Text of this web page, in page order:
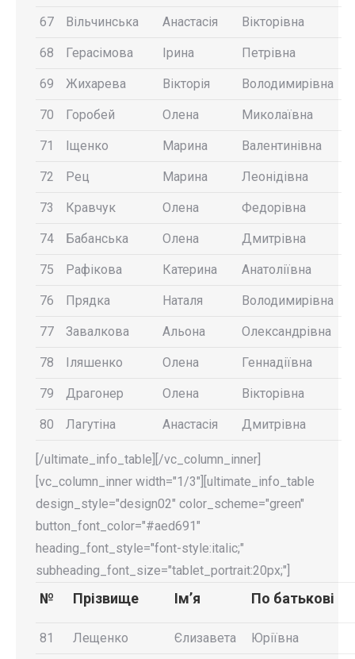
67 Вільчинська Анастасія Вікторівна
68 Герасімова Ірина Петрівна
69 Жихарева Вікторія Володимирівна
70 Горобей Олена Миколаївна
71 Іщенко Марина Валентинівна
72 Рец Марина Леонідівна
73 Кравчук Олена Федорівна
74 Бабанська Олена Дмитрівна
75 Рафікова Катерина Анатоліївна
76 Прядка Наталя Володимирівна
77 Завалкова Альона Олександрівна
78 Іляшенко Олена Геннадіївна
79 Драгонер Олена Вікторівна
80 Лагутіна Анастасія Дмитрівна
[/ultimate_info_table][/vc_column_inner]
[vc_column_inner width="1/3"][ultimate_info_table
design_style="design02" color_scheme="green"
button_font_color="#aed691"
heading_font_style="font-style:italic;"
subheading_font_size="tablet_portrait:20px;"]
№ Прізвище Ім’я По батькові
81 Лещенко Єлизавета Юріївна